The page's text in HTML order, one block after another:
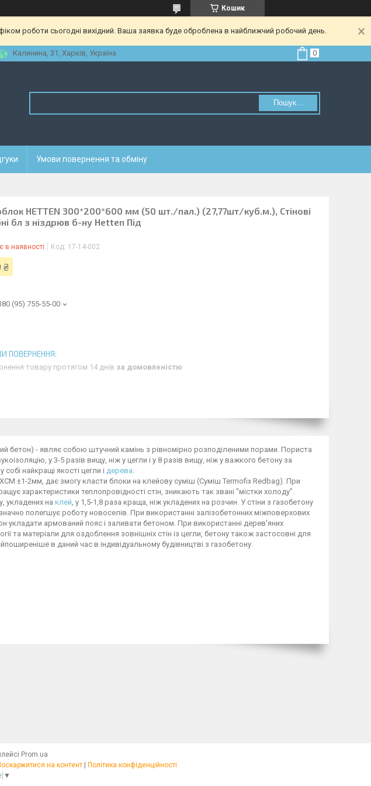
Кошик
роботи сьогодні вихідний. Ваша заявка буде оброблена в найближчий робочий день.
Калинина, 31, Харків, Україна
Пошук...
Умови повернення та обміну
HETTEN 300*200*600 мм (50 шт./пал.) (27,77шт/куб.м.), Стiновi
бл з нiздрюв б-ну Hetten Пiд
в наявності Код: 17-14-002
₴
(95) 755-55-00
товару протягом 14 днів за домовленістю
бетон) - являє собою штучний камінь з рівномірно розподіленими порами. Пориста
у 3-5 разів вищу, ніж у цегли і у 8 разів вищу, ніж у важкого бетону за
найкращі якості цегли і дерева.
ХСМ ±1-2мм, дає змогу класти блоки на клейову суміш (Суміш Termofix Redbag). При
характеристики теплопровідності стін, зникають так звані "містки холоду".
укладених на клей, у 1,5-1,8 раза краща, ніж укладених на розчин. У стіни з газобетону
полегшує роботу новоселів. При використанні залізобетонних міжповерхових
укладати армований пояс і заливати бетоном. При використанні дерев'яних
та матеріали для оздоблення зовнішніх стін із цегли, бетону також застосовні для
в даний час в індивідуальному будівництві з газобетону.
Prom.ua
на контент | Політика конфіденційності
▼